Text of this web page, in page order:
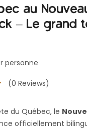
au
– Le grand
personne
(0 Reviews)
du Québec, le
officiellement